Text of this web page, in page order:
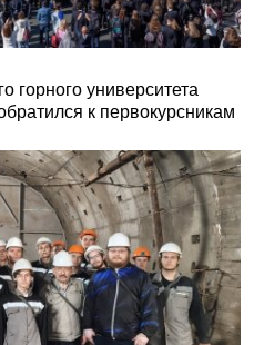
горного университета
к первокурсникам